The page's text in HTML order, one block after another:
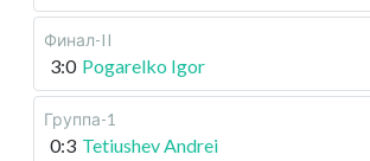
Финал-II
3:0 Pogarelko Igor
Группа-1
0:3 Tetiushev Andrei